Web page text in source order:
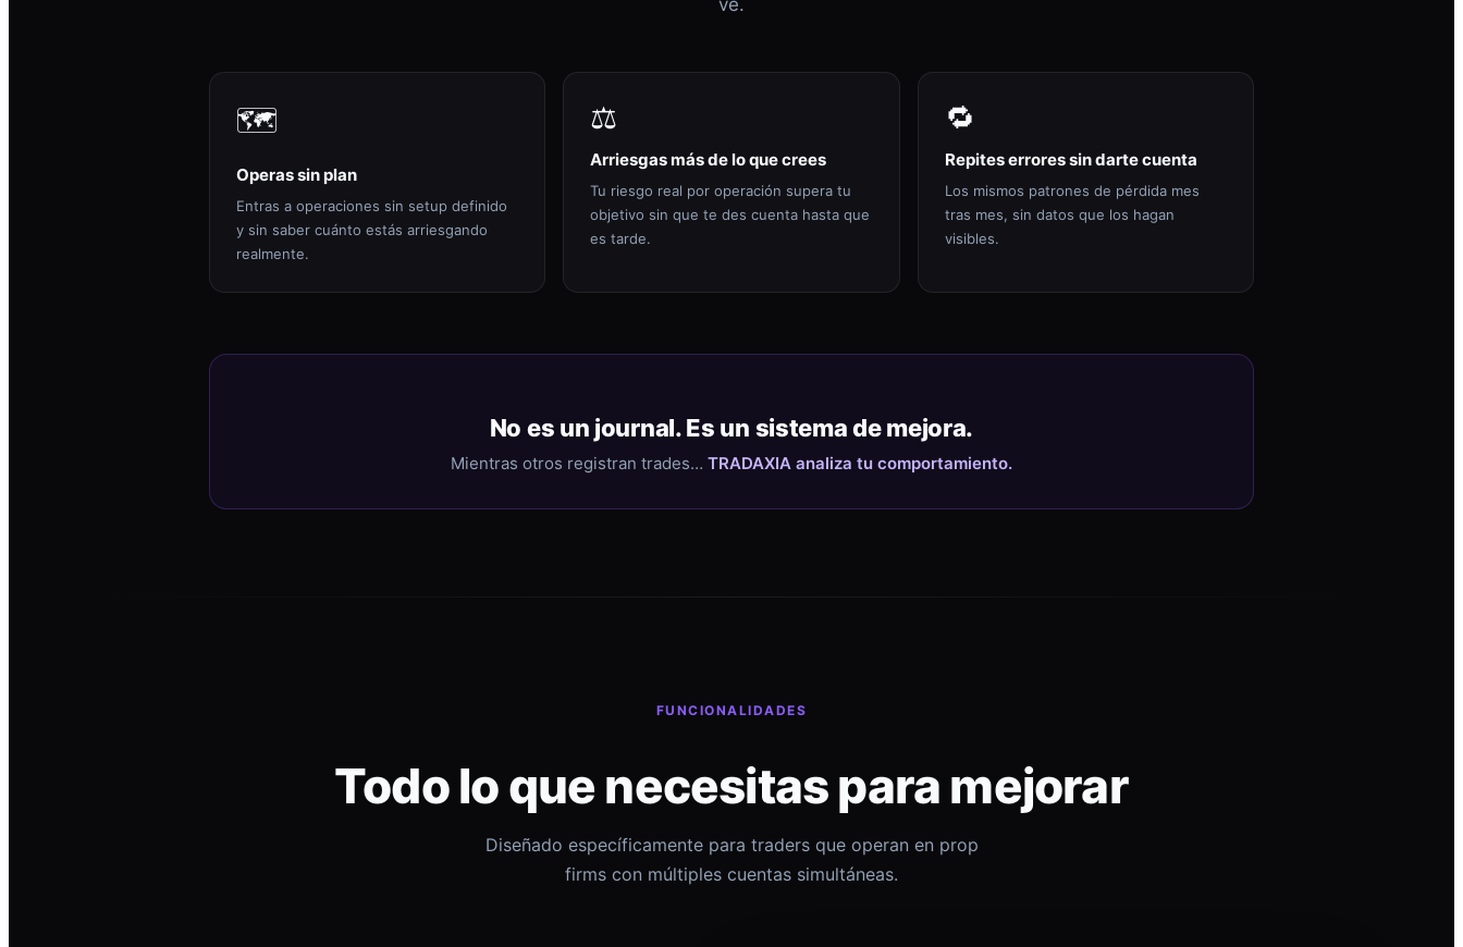
ve.
🗺️
Operas sin plan
Entras a operaciones sin setup definido
y sin saber cuánto estás arriesgando
realmente.
⚖️
Arriesgas más de lo que crees
Tu riesgo real por operación supera tu
objetivo sin que te des cuenta hasta que
es tarde.
🔁
Repites errores sin darte cuenta
Los mismos patrones de pérdida mes
tras mes, sin datos que los hagan
visibles.
No es un journal. Es un sistema de mejora.
Mientras otros registran trades… TRADAXIA analiza tu comportamiento.
FUNCIONALIDADES
Todo lo que necesitas para mejorar
Diseñado específicamente para traders que operan en prop
firms con múltiples cuentas simultáneas.